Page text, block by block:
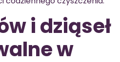
i dziąseł
w